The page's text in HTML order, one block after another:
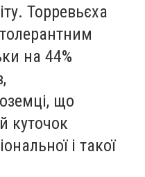
Торревьєха
на 44%
що
куточок
і такої